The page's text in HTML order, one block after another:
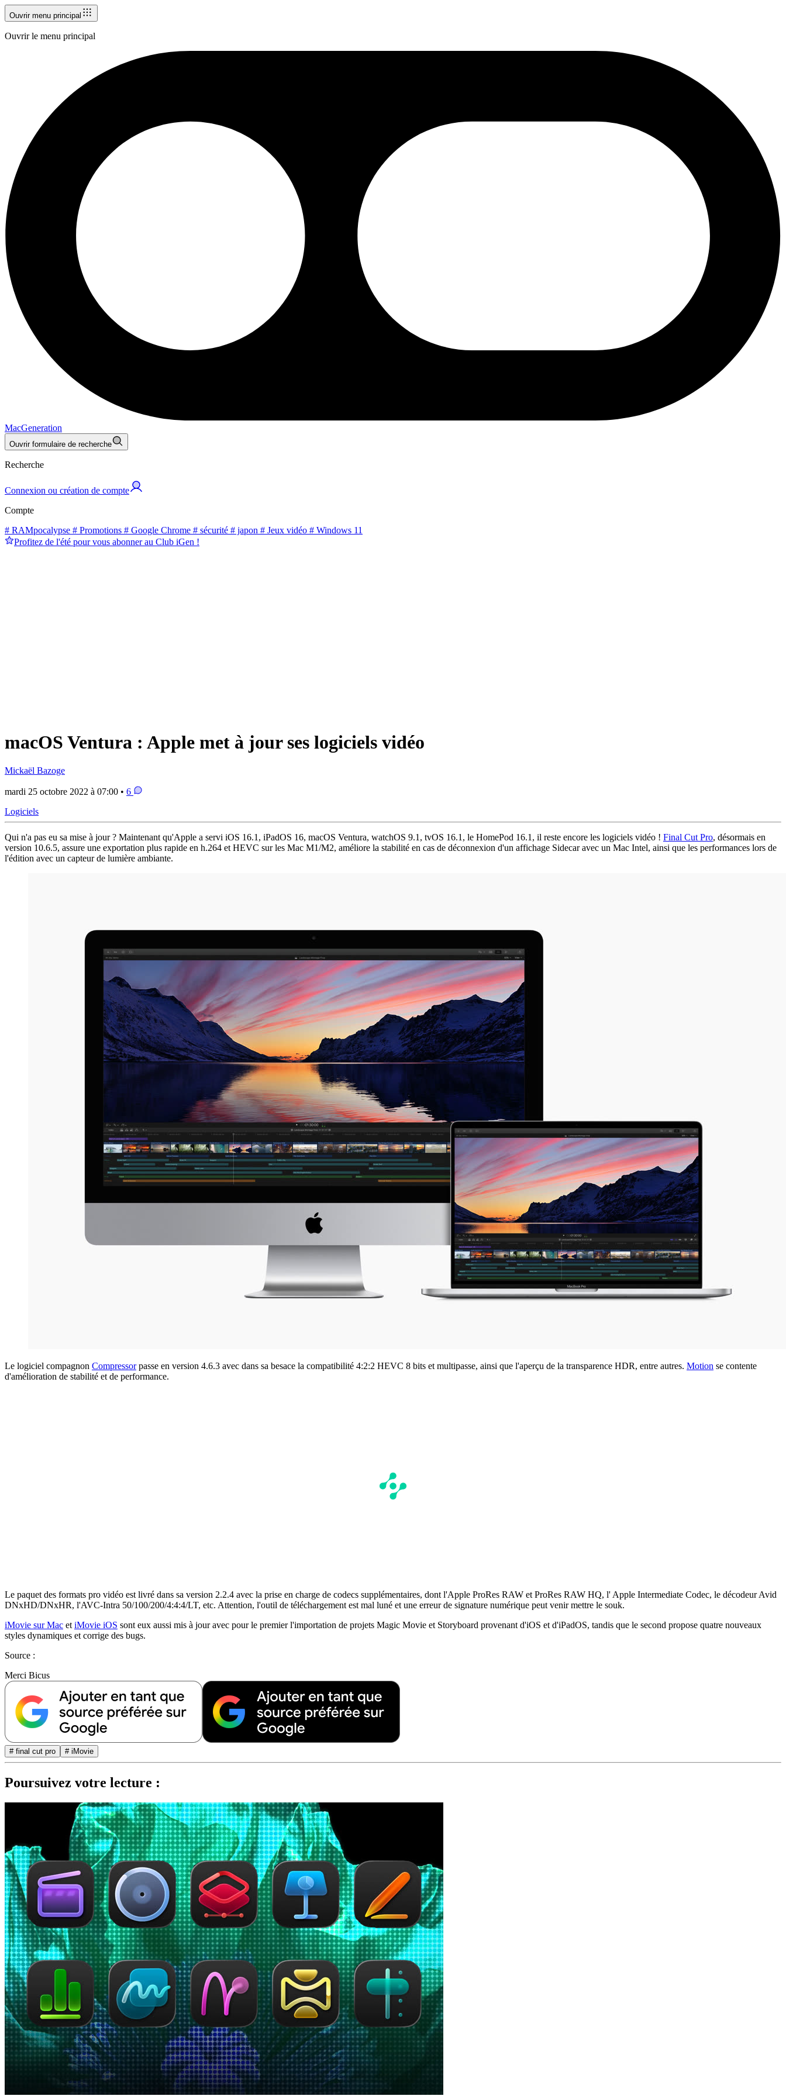
Ouvrir menu principal
Ouvrir le menu principal
MacGeneration
Ouvrir formulaire de recherche
Recherche
Connexion ou création de compte
Compte
# RAMpocalypse # Promotions # Google Chrome # sécurité # japon # Jeux vidéo # Windows 11
Profitez de l'été pour vous abonner au Club iGen !
macOS Ventura : Apple met à jour ses logiciels vidéo
Mickaël Bazoge
mardi 25 octobre 2022 à 07:00 • 6
Logiciels
Qui n'a pas eu sa mise à jour ? Maintenant qu'Apple a servi iOS 16.1, iPadOS 16, macOS Ventura, watchOS 9.1, tvOS 16.1, le HomePod 16.1, il reste encore les logiciels vidéo ! Final Cut Pro, désormais en
version 10.6.5, assure une exportation plus rapide en h.264 et HEVC sur les Mac M1/M2, améliore la stabilité en cas de déconnexion d'un affichage Sidecar avec un Mac Intel, ainsi que les performances lors de
l'édition avec un capteur de lumière ambiante.
Le logiciel compagnon Compressorpasse en version 4.6.3 avec dans sa besace la compatibilité 4:2:2 HEVC 8 bits et multipasse, ainsi que l'aperçu de la transparence HDR, entre autres. Motion se contente
d'amélioration de stabilité et de performance.
Le paquet des formats pro vidéo est livré dans sa version 2.2.4 avec la prise en charge de codecs supplémentaires, dont l'Apple ProRes RAW et ProRes RAW HQ, l' Apple Intermediate Codec, le décodeur Avid
DNxHD/DNxHR, l'AVC-Intra 50/100/200/4:4:4/LT, etc. Attention, l'outil de téléchargement est mal luné et une erreur de signature numérique peut venir mettre le souk.
iMovie sur Mac et iMovie iOS sont eux aussi mis à jour avec pour le premier l'importation de projets Magic Movie et Storyboard provenant d'iOS et d'iPadOS, tandis que le second propose quatre nouveaux
styles dynamiques et corrige des bugs.
Source :
Merci Bicus
# final cut pro # iMovie
Poursuivez votre lecture :